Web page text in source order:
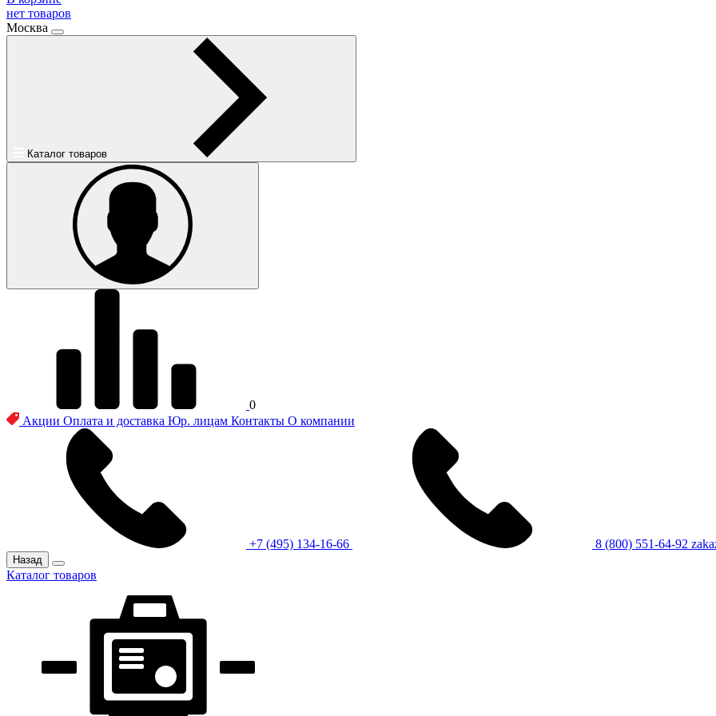
нет товаров
Москва
Каталог товаров
0
Акции Оплата и доставка Юр. лицам Контакты О компании
+7 (495) 134-16-66 8 (800) 551-64-92
Назад
Каталог товаров